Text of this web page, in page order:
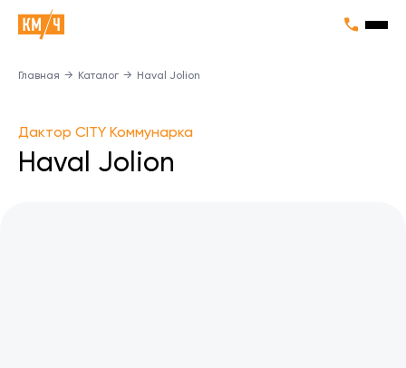
Главная → Каталог → Haval Jolion
Дактор CITY Коммунарка
Haval Jolion